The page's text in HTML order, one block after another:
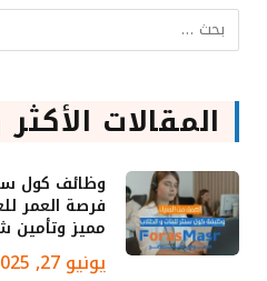
المقالات الأكثر
وظائف كول
مميز وتأمين
يونيو 27, 2025